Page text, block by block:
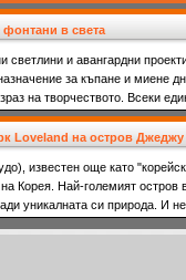
фонтани в света
светлини и авангардни
за къпане и миене
на творчеството. Всеки
Loveland на остров
известен още като
Корея. Най-големият остров
уникалната си природа. И